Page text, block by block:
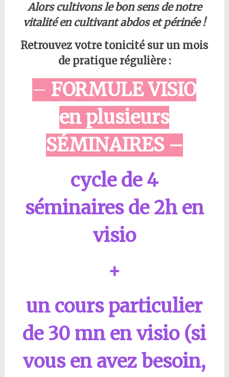
Alors cultivons le bon sens de notre
vitalité en cultivant abdos et périnée !
Retrouvez votre tonicité sur un mois
de pratique régulière :
– FORMULE VISIO
en plusieurs
SÉMINAIRES –
cycle de 4
séminaires de 2h en
visio
+
un cours particulier
de 30 mn en visio (si
vous en avez besoin,